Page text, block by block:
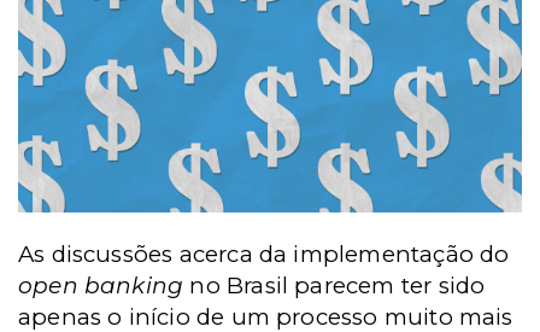
As discussões acerca da implementação do
open banking no Brasil parecem ter sido
apenas o início de um processo muito mais